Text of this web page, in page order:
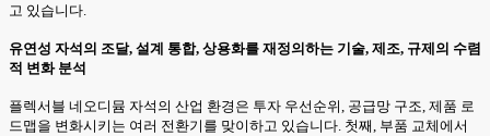
고 있습니다.
유연성 자석의 조달, 설계 통합, 상용화를 재정의하는 기술, 제조, 규제의 수렴
적 변화 분석
플렉서블 네오디뮴 자석의 산업 환경은 투자 우선순위, 공급망 구조, 제품 로
드맵을 변화시키는 여러 전환기를 맞이하고 있습니다. 첫째, 부품 교체에서